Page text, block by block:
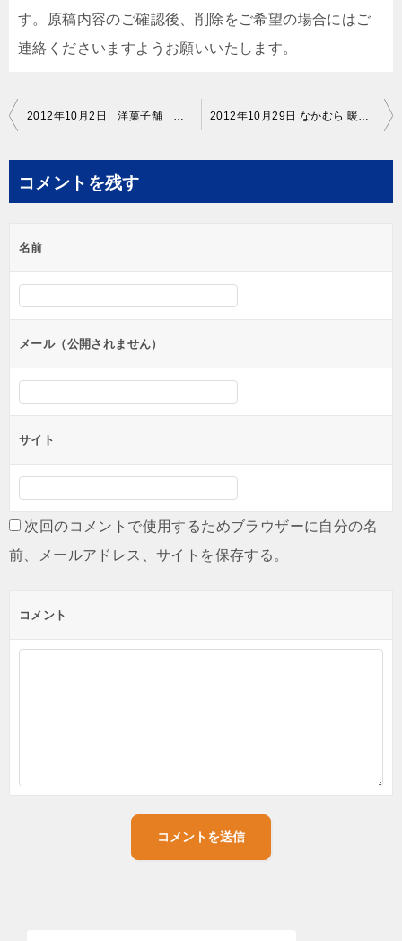
す。原稿内容のご確認後、削除をご希望の場合にはご
連絡くださいますようお願いいたします。
投
ビ
ー
シ
ン
2012年10月2日 洋菓子舗 茂右衛門 暖簾 修正原稿イメージ 2012年10月29日 なかむら 暖簾 原稿イメージ
コメントを残す
名前
メール（公開されません）
サイト
次回のコメントで使用するためブラウザーに自分の名
前、メールアドレス、サイトを保存する。
コメント